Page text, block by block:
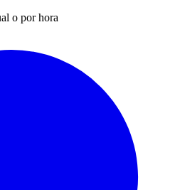
o por hora